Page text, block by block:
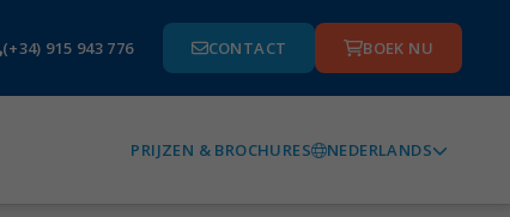
(+34) 915 943 776 CONTACT BOEK NU
PRIJZEN & BROCHURES NEDERLANDS